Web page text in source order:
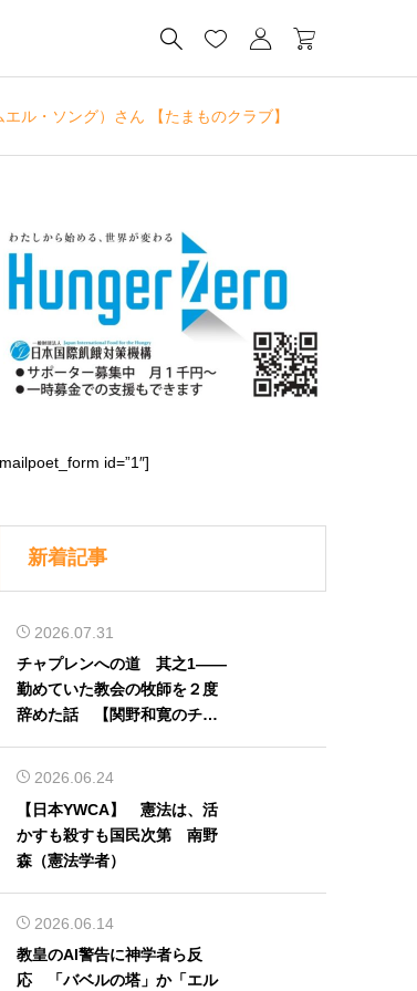
   
ル・ソング）さん 【たまものクラブ】
id=”1″]
新着記事
2026.07.31
チャプレンへの道 其之1――
勤めていた教会の牧師を２度
辞めた話 【関野和寛のチャ
2026.06.24
【日本YWCA】 憲法は、活
かすも殺すも国民次第 南野
森（憲法学者）
2026.06.14
教皇のAI警告に神学者ら反
応 「バベルの塔」か「エル